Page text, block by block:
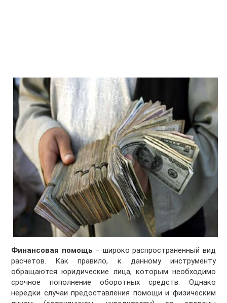
Финансовая помощь – широко распространенный вид
расчетов. Как правило, к данному инструменту
обращаются юридические лица, которым необходимо
срочное пополнение оборотных средств. Однако
нередки случаи предоставления помощи и физическим